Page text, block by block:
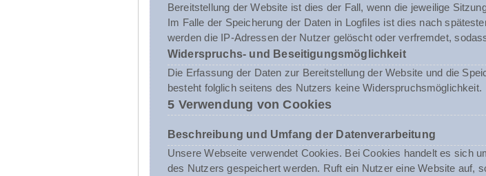
Bereitstellung der Website ist dies der Fall, wenn die jeweilige
Im Falle der Speicherung der Daten in Logfiles ist dies nach
werden die IP-Adressen der Nutzer gelöscht oder verfremdet,
Widerspruchs- und Beseitigungsmöglichkeit
Die Erfassung der Daten zur Bereitstellung der Website und die
besteht folglich seitens des Nutzers keine Widerspruchsmöglichkeit.
5 Verwendung von Cookies
Beschreibung und Umfang der Datenverarbeitung
Unsere Webseite verwendet Cookies. Bei Cookies handelt es sich
des Nutzers gespeichert werden. Ruft ein Nutzer eine Website auf,